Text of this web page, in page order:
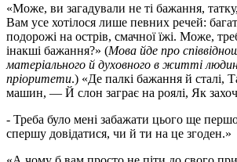
«Може, ви загадували не ті бажання,
Вам усе хотілося лише певних речей:
подорожі на острів, смачної їжі. Може,
інакші бажання?» (Мова йде про
матеріального й духовного в житті
пріоритети.) «Де палкі бажання й сталі,
машин, — Й слон заграє на роялі, Як
- Треба було мені забажати цього ще
спершу довідатися, чи й ти на це згоден.»